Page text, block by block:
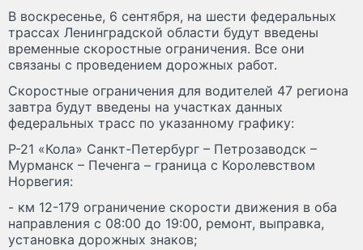
В воскресенье, 6 сентября, на шести федеральных
трассах Ленинградской области будут введены
временные скоростные ограничения. Все они
связаны с проведением дорожных работ.
Скоростные ограничения для водителей 47 региона
завтра будут введены на участках данных
федеральных трасс по указанному графику:
Р-21 «Кола» Санкт-Петербург – Петрозаводск –
Мурманск – Печенга – граница с Королевством
Норвегия:
- км 12-179 ограничение скорости движения в оба
направления с 08:00 до 19:00, ремонт, выправка,
установка дорожных знаков;